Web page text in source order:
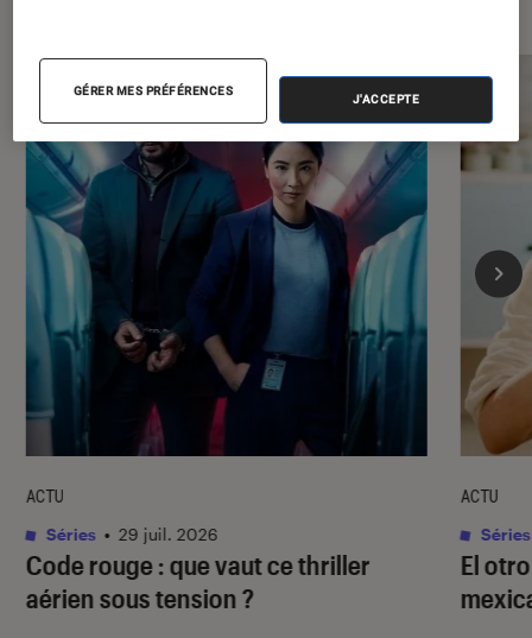
Code rouge: que vaut ce thriller
aérien sous tension ?
ACTU
Séries • 29 juil. 2026
El
ACTU
Séries
GÉRER MES PRÉFÉRENCES
J'ACCEPTE